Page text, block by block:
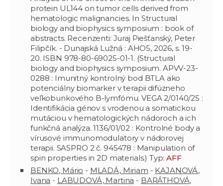
protein UL144 on tumor cells derived from
hematologic malignancies. In Structural
biology and biophysics symposium : book of
abstracts. Recenzenti: Juraj Piešťanský, Peter
Filipčík. - Dunajská Lužná : AHO5, 2026, s. 19-
20. ISBN 978-80-69025-01-1. (Structural
biology and biophysics symposium. APVV-23-
0288 : Imunitný kontrolný bod BTLA ako
potenciálny biomarker v terapii difúzneho
veľkobunkového B-lymfómu. VEGA 2/0140/25 :
Identifikácia génov s vrodenou a somatickou
mutáciou v hematologických nádoroch a ich
funkčná analýza. 1136/01/02 : Kontrolné body a
vírusové immunomodulatory v nádorovej
terapii. SASPRO 2 č. 945478 : Manipulation of
spin properties in 2D materials.) Typ:AFF
BENKO, Mário - MLADÁ, Miriam - KAJANOVÁ,
Ivana - LABUDOVÁ, Martina - BARÁTHOVÁ,